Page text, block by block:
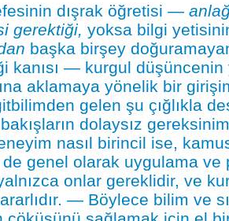
dışrak öğretisi —
gerektiği, yoksa bilgi
başka birşey
kanısı — kurgul düşüncenin
aklamaya yönelik bir
gelen şu çığlıkla
dolaysız
nasıl birincil ise,
genel olarak uygulama ve
onlar gereklidir, ve
— Böylece bilim ve